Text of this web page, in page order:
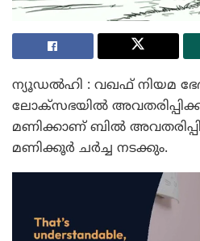
ന്യൂഡൽഹി : വഖഫ് നിയമ
ലോക്സഭയില്‍
മണിക്കാണ് ബിൽ
മണിക്കൂർ ചർച്ച നടക്കും.